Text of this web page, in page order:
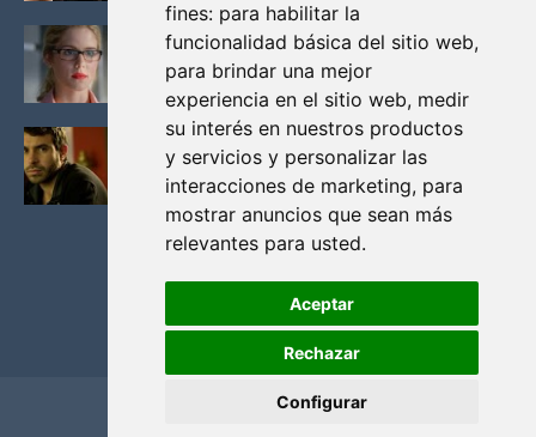
fines: para habilitar la
funcionalidad básica del sitio web,
para brindar una mejor
experiencia en el sitio web, medir
su interés en nuestros productos
y servicios y personalizar las
interacciones de marketing, para
mostrar anuncios que sean más
relevantes para usted.
Aceptar
Rechazar
Configurar
FELICITY (EMILY BETT RICKARDS), LAS FOTOS
MAS BONITAS DE LA ALIADA DE ARROW
Noviembre 30, 2013
BLACK MIRROR: TODA TU HISTORIA. EPISODIO 3.
LA CRITICA
Mayo 17, 2012
Privacidad y cookies Contacto